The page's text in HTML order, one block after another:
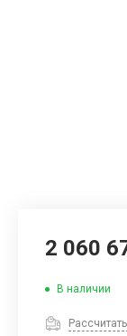
2 060
В наличии